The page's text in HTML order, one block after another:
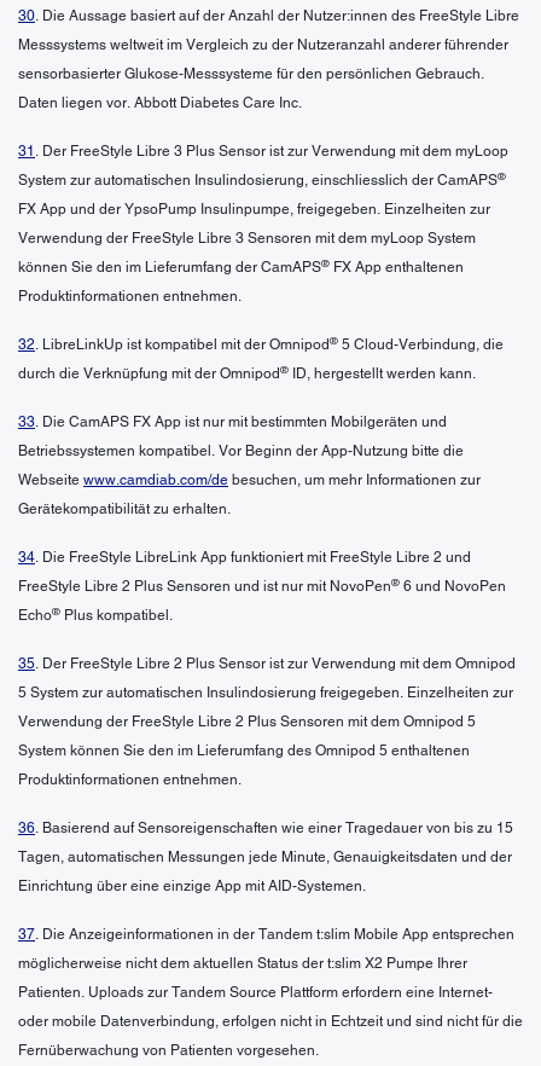
30. Die Aussage basiert auf der Anzahl der Nutzer:innen des FreeStyle Libre
Messsystems weltweit im Vergleich zu der Nutzeranzahl anderer führender
sensorbasierter Glukose-Messsysteme für den persönlichen Gebrauch.
Daten liegen vor. Abbott Diabetes Care Inc.
31 . Der FreeStyle Libre 3 Plus Sensor ist zur Verwendung mit dem myLoop
System zur automatischen Insulindosierung, einschliesslich der CamAPS®
FX App und der YpsoPump Insulinpumpe, freigegeben. Einzelheiten zur
Verwendung der FreeStyle Libre 3 Sensoren mit dem myLoop System
können Sie den im Lieferumfang der CamAPS® FX App enthaltenen
Produktinformationen entnehmen.
32. LibreLinkUp ist kompatibel mit der Omnipod® 5 Cloud-Verbindung, die
durch die Verknüpfung mit der Omnipod® ID, hergestellt werden kann.
33. Die CamAPS FX App ist nur mit bestimmten Mobilgeräten und
Betriebssystemen kompatibel. Vor Beginn der App-Nutzung bitte die
Webseite www.camdiab.com/de besuchen, um mehr Informationen zur
Gerätekompatibilität zu erhalten.
34. Die FreeStyle LibreLink App funktioniert mit FreeStyle Libre 2 und
FreeStyle Libre 2 Plus Sensoren und ist nur mit NovoPen® 6 und NovoPen
Echo® Plus kompatibel.
35. Der FreeStyle Libre 2 Plus Sensor ist zur Verwendung mit dem Omnipod
5 System zur automatischen Insulindosierung freigegeben. Einzelheiten zur
Verwendung der FreeStyle Libre 2 Plus Sensoren mit dem Omnipod 5
System können Sie den im Lieferumfang des Omnipod 5 enthaltenen
Produktinformationen entnehmen.
36. Basierend auf Sensoreigenschaften wie einer Tragedauer von bis zu 15
Tagen, automatischen Messungen jede Minute, Genauigkeitsdaten und der
Einrichtung über eine einzige App mit AID-Systemen.
37. Die Anzeigeinformationen in der Tandem t:slim Mobile App entsprechen
möglicherweise nicht dem aktuellen Status der t:slim X2 Pumpe Ihrer
Patienten. Uploads zur Tandem Source Plattform erfordern eine Internet-
oder mobile Datenverbindung, erfolgen nicht in Echtzeit und sind nicht für die
Fernüberwachung von Patienten vorgesehen.